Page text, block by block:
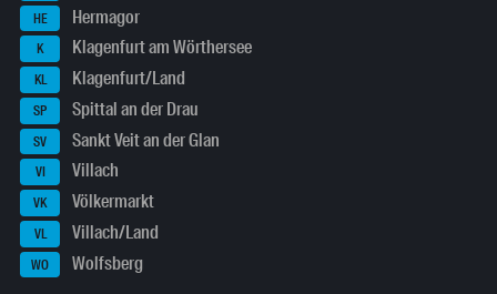
HE Hermagor
K Klagenfurt am Wörthersee
KL Klagenfurt/Land
SP Spittal an der Drau
SV Sankt Veit an der Glan
VI Villach
VK Völkermarkt
VL Villach/Land
WO Wolfsberg